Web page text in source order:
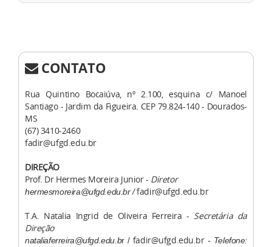
CONTATO
Rua Quintino Bocaiúva, nº 2.100, esquina c/ Manoel
Santiago - Jardim da Figueira. CEP 79.824-140 - Dourados-
MS
(67) 3410-2460
fadir@ufgd.edu.br
DIREÇÃO
Prof. Dr Hermes Moreira Junior - Diretor
hermesmoreira@ufgd.edu.br /fadir@ufgd.edu.br
T.A. Natalia Ingrid de Oliveira Ferreira - Secretária da
Direção
nataliaferreira@ufgd.edu.br / fadir@ufgd.edu.br- Telefone: